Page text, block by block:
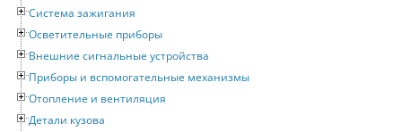
Система зажигания
Осветительные приборы
Внешние сигнальные устройства
Приборы и вспомогательные механизмы
Отопление и вентиляция
Детали кузова